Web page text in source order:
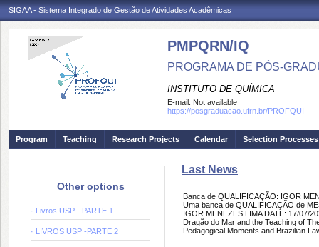
SIGAA - Sistema Integrado de Gestão de Atividades Acadêmicas
PMPQRN/IQ
PROGRAMA DE PÓS-
INSTITUTO DE QUÍMICA
E-mail: Not available
https://posgraduacao.ufrn.br/PROFQUI
Program Teaching Research Projects Calendar Selection Processes
Other options
· Livros USP - PARTE 1
· LIVROS USP -PARTE 2
Last News
Banca de QUALIFICAÇÃO: IGOR
Uma banca de QUALIFICAÇÃO de
IGOR MENEZES LIMA DATE: 17/07/
Dragão do Mar and the Teaching of
Pedagogical Moments and Brazilian